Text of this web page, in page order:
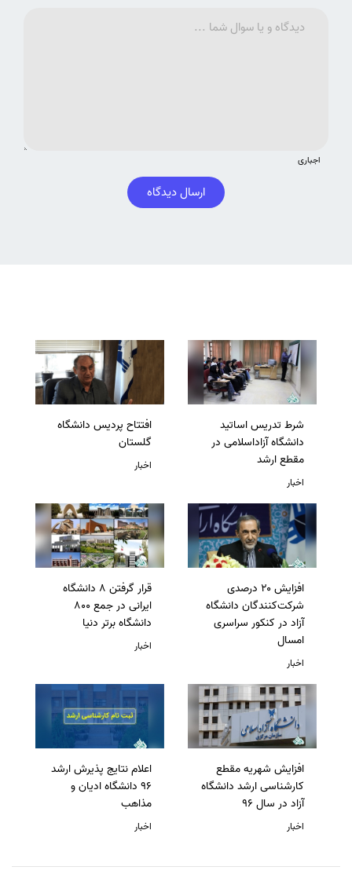
اجباری
ارسال دیدگاه
شرط تدریس اساتید
دانشگاه آزاداسلامی در
مقطع ارشد
اخبار
افتتاح پردیس دانشگاه
گلستان
اخبار
افزایش ۲۰ درصدی
شرکت‌کنندگان دانشگاه
آزاد در کنکور سراسری
امسال
اخبار
قرار گرفتن 8 دانشگاه
ایرانی در جمع 800
دانشگاه برتر دنیا
اخبار
افزایش شهریه مقطع
کارشناسی ارشد دانشگاه
آزاد در سال 96
اخبار
اعلام نتایج پذیرش ارشد
96 دانشگاه ادیان و
مذاهب
اخبار